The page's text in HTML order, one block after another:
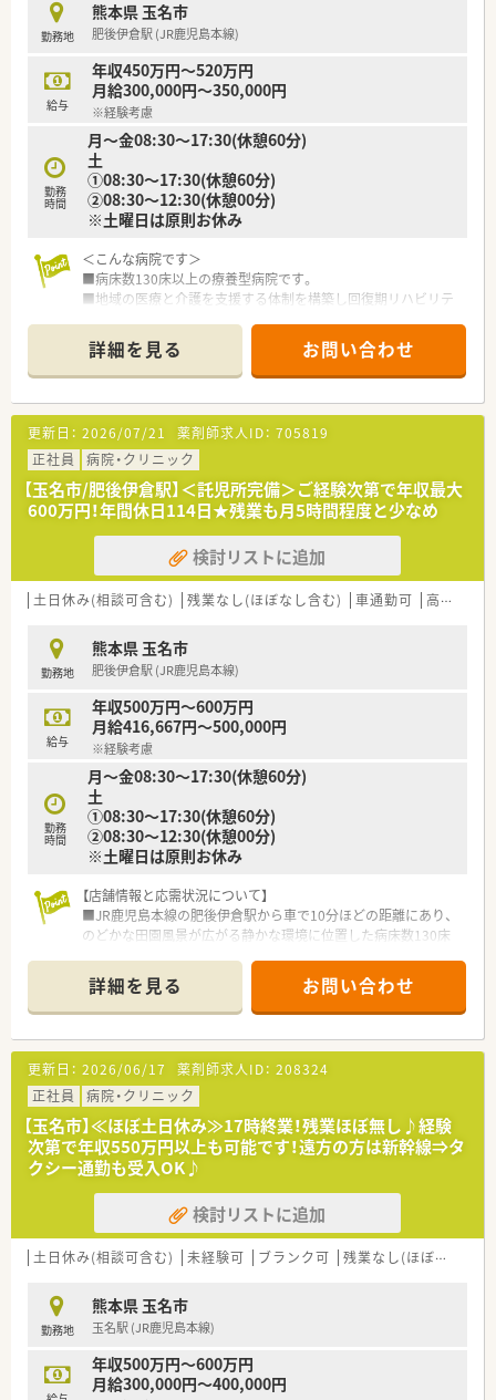
勤務地
熊本県 玉名市
肥後伊倉駅 (JR鹿児島本線)
給与
年収450万円～520万円
月給300,000円～350,000円
※経験考慮
勤務
時間
月～金08:30～17:30(休憩60分)
土
①08:30～17:30(休憩60分)
②08:30～12:30(休憩00分)
※土曜日は原則お休み
＜こんな病院です＞
■病床数130床以上の療養型病院です。
■地域の医療と介護を支援する体制を構築し回復期リハビリテ
■病院のほか、関連の介護関連施設を複数運営されており、地域
の診療所、急性期病院とも密に連携されております。
＜こんな職場です＞
■内科・循環器科内科の他複数科目を診療しており幅広い症例を
学ぶことができます。
■外来対応＋病棟の患者様に関する業務があり幅広業務に携わ
れます。
■夜勤・休日出勤もありませんので、家庭とも両立しやすい職場
です。
＜福利厚生が充実＞
■子供手当は18歳までのお子さんに月3,000円の付与がありま
す。
■それ以外に有給取得の推奨もしており、プライベート時間をし
っかりと確保できます。
■院内保育所も完備しています。お子さんがいる方も安心して
勤務できる環境です。
詳細を見る お問い合わせ
更新日： 2026/07/21 薬剤師求人ID： 705819
正社員
病院・クリニック
【玉名市/肥後伊倉駅】＜託児所完備＞ご経験次第で年収最大
600万円！年間休日114日★残業も月5時間程度と少なめ
検討リストに追加
土日休み(相談可含む) 残業なし(ほぼなし含む) 車通勤可 高給与(600万円以上)
勤務地
熊本県 玉名市
肥後伊倉駅 (JR鹿児島本線)
給与
年収500万円～600万円
月給416,667円～500,000円
※経験考慮
勤務
時間
月～金08:30～17:30(休憩60分)
土
①08:30～17:30(休憩60分)
②08:30～12:30(休憩00分)
※土曜日は原則お休み
【店舗情報と応需状況について】
■JR鹿児島本線の肥後伊倉駅から車で10分ほどの距離にあり、
のどかな田園風景が広がる静かな環境に位置した病床数130床
■内科や循環器科など複数科目を1日15名ほど応需しており、
2024年12月より電子カルテの運用も開始されました。
■常勤薬剤師2名と非常勤1名に加え助手3名が在籍しており、現
在は欠員補充のため急募にて採用を強化しています。
【法人特徴について】
■地域の医療と介護を支える体制を構築しており、回復期リハビ
リテーションや慢性期医療に強みを持つ法人です。
■病院の他に複数の介護関連施設を運営しており、地域の診療所
や急性期病院とも密な連携体制を整えています。
■職員の資質向上のために各種委員会活動や研究発表会を開催
し、組織全体で共通認識を持つことを大切にします。
【勤務実態について】
■平日は17時30分までの勤務で残業もほとんど発生しないた
■休日出勤や夜勤の対応は一切ございませんので、週末はしっか
りと身体を休めてプライベートを満喫できます。
■年間休日は114日確保されており、有給休暇の取得も推奨され
ているため家族との予定も合わせやすい環境です。
【想定される業務内容】
詳細を見る お問い合わせ
更新日： 2026/06/17 薬剤師求人ID： 208324
正社員
病院・クリニック
【玉名市】≪ほぼ土日休み≫17時終業！残業ほぼ無し♪経験
次第で年収550万円以上も可能です！遠方の方は新幹線⇒タ
クシー通勤も受入OK♪
検討リストに追加
土日休み(相談可含む) 未経験可 ブランク可 残業なし(ほぼなし含む)
勤務地
熊本県 玉名市
玉名駅 (JR鹿児島本線)
年収500万円～600万円
月給300,000円～400,000円